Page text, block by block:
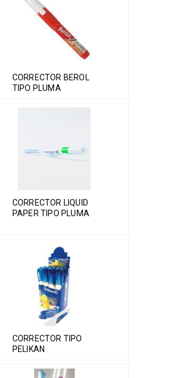
CORRECTOR BEROL
TIPO PLUMA
CORRECTOR LIQUID
PAPER TIPO PLUMA
CORRECTOR TIPO
PELIKAN